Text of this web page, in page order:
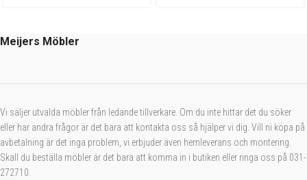
Meijers Möbler
Vi säljer utvalda möbler från ledande tillverkare. Om du inte hittar det du söker
eller har andra frågor är det bara att kontakta oss så hjälper vi dig. Vill ni köpa på
avbetalning är det inga problem, vi erbjuder även hemleverans och montering.
Skall du beställa möbler är det bara att komma in i butiken eller ringa oss på 031-
272710.